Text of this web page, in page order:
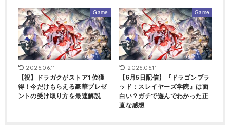
Game
2026.06.11
【祝】ドラガクがストア1位獲
得！今だけもらえる豪華プレゼ
ントの受け取り方を最速解説
Game
2026.06.11
【6月5日配信】『ドラゴンブラ
ッド：スレイヤーズ学院』は面
白い？ガチで遊んでわかった正
直な感想